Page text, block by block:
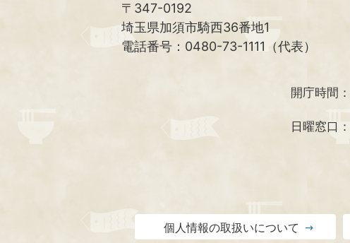
〒347-0192
埼玉県加須市騎西36番地1
電話番号：0480-73-1111（代表）
開庁時間：
日曜窓口：
個人情報の取扱いについて